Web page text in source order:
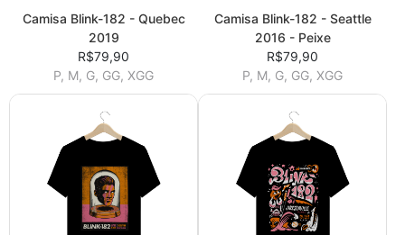
Camisa Blink-182 - Quebec
2019
R$79,90
P, M, G, GG, XGG
Camisa Blink-182 - Seattle
2016 - Peixe
R$79,90
P, M, G, GG, XGG